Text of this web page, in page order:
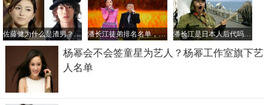
潘长江回忆到，当时认刘立明为师傅时，师傅还幽默的说
道：这孩子虽然个子矮，但人很实在，进门就给师傅磕头，
把师傅的门磕坏了吧。
佐藤健为什么是渣男？佐藤健叫砂糖的原因由来 潘长江徒弟排名名单，潘长江是谁的徒弟？ 潘长江是日本人后代吗？潘长江的儿子叫潘朝？
杨幂会不会签童星为艺人？杨幂工作室旗下艺
人名单